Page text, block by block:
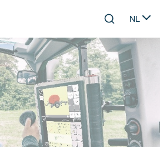
Skip to main contentSearchNL
Select